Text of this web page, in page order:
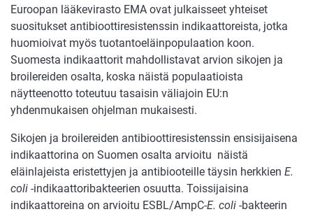
Euroopan lääkevirasto EMA ovat julkaisseet yhteiset
suositukset antibioottiresistenssin indikaattoreista, jotka
huomioivat myös tuotantoeläinpopulaation koon.
Suomesta indikaattorit mahdollistavat arvion sikojen ja
broilereiden osalta, koska näistä populaatioista
näytteenotto toteutuu tasaisin väliajoin EU:n
yhdenmukaisen ohjelman mukaisesti.
Sikojen ja broilereiden antibioottiresistenssin ensisijaisena
indikaattorina on Suomen osalta arvioitu näistä
eläinlajeista eristettyjen ja antibiooteille täysin herkkien E.
coli -indikaattoribakteerien osuutta. Toissijaisina
indikaattoreina on arvioitu ESBL/AmpC-E. coli -bakteerin